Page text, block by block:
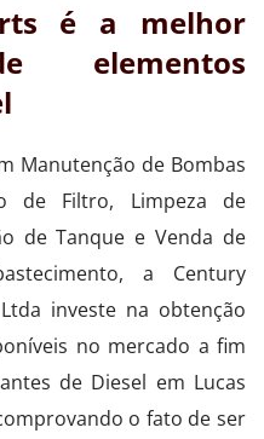
é a melhor
elementos
Manutenção de Bombas
de Filtro, Limpeza de
de Tanque e Venda de
a Century
investe na obtenção
no mercado a fim
de Diesel em Lucas
o fato de ser